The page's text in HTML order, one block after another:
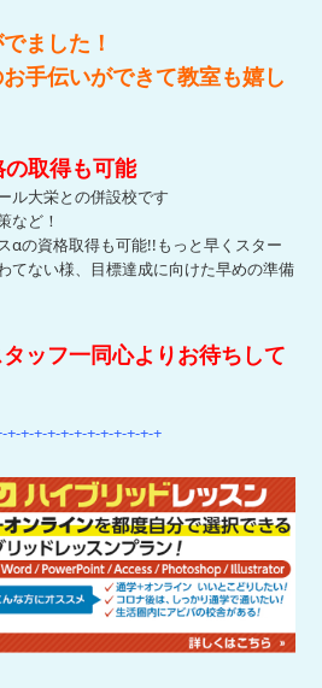
ました！
手伝いができて教室も嬉し
取得も可能
ル大栄との併設校です
など！
αの資格取得も可能!!もっと早くスター
てない様、 目標達成に向けた早めの準備
ッフ一同心よりお待ちして
+-+-+-+-+-+-+-+-+-+-+-+